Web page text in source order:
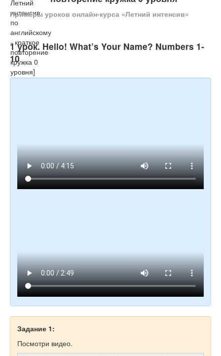
Книги
Игры
Учитель
Примеры уроков онлайн-курса «Летний интенсив»
1 урок. Hello! What’s Your Name? Numbers 1-
10
Задание 1:
Посмотри видео.